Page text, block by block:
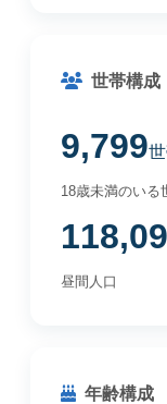
世帯構成
9,799
18歳未満のいる
昼間人口
年齢構成